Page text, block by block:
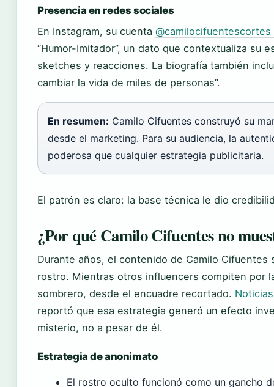
Presencia en redes sociales
En Instagram, su cuenta
“Humor-Imitador”, un dato que contextualiza su
sketches y reacciones. La biografía también
cambiar la vida de miles de personas”.
En resumen: Camilo Cifuentes construyó su
desde el marketing. Para su audiencia, la
poderosa que cualquier estrategia publicitaria.
El patrón es claro: la base técnica le dio
¿Por qué Camilo Cifuentes no
Durante años, el contenido de Camilo
rostro. Mientras otros influencers compiten por
sombrero, desde el encuadre recortado.
reportó que esa estrategia generó un efecto
misterio, no a pesar de él.
Estrategia de anonimato
El rostro oculto funcionó como un gancho